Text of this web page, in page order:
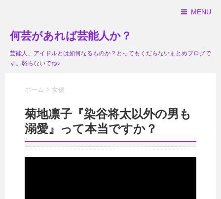
MENU
何芸があれば芸能人か？
芸能人、アイドルとは如何なるものか？とってもくだらないまとめブログで
す。怒らないでね♪
ホーム > 女優
菊地凛子『染谷将太以外の男も
溺愛』って本当ですか？